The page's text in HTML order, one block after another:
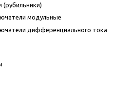
(рубильники)
модульные
дифференциального тока